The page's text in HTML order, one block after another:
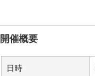
開催概要
日時